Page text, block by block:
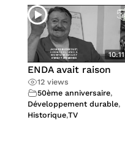
10:11
ENDA avait raison
12 views
50ème anniversaire,
Développement durable,
Historique,TV